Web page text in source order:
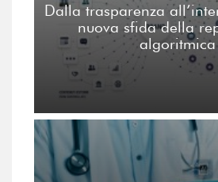
Dalla trasparenza
nuova sfida della
algoritmica